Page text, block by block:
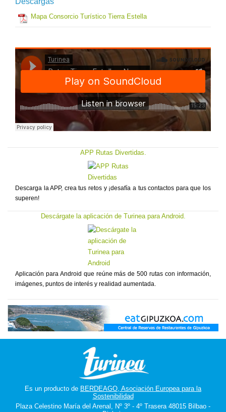
Mapa Consorcio Turístico Tierra Estella
APP Rutas Divertidas.
Descarga la APP, crea tus retos y ¡desafía a tus contactos para que los
superen!
Descárgate la aplicación de Turinea para Android.
Aplicación para Android que reúne más de 500 rutas con información,
imágenes, puntos de interés y realidad aumentada.
Es un producto de BERDEAGO, Asociación Europea para la
Sostenibilidad
Plaza Celestino María del Arenal, Nº 3º - 4º Trasera 48015 Bilbao -